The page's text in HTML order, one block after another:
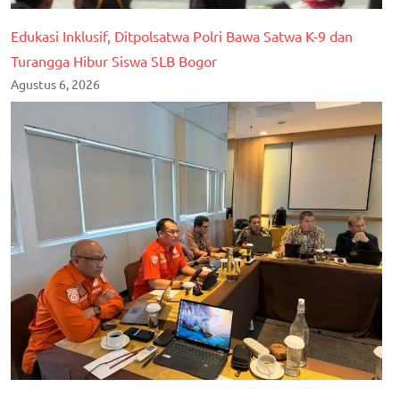
Edukasi Inklusif, Ditpolsatwa Polri Bawa Satwa K-9 dan
Turangga Hibur Siswa SLB Bogor
Agustus 6, 2026